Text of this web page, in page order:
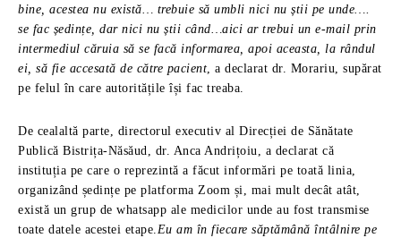
bine, acestea nu există… trebuie să umbli nici nu știi pe unde….
se fac ședințe, dar nici nu știi când…aici ar trebui un e-mail prin
intermediul căruia să se facă informarea, apoi aceasta, la rândul
ei, să fie accesată de către pacient, a declarat dr. Morariu, supărat
pe felul în care autoritățile își fac treaba.
De cealaltă parte, directorul executiv al Direcției de Sănătate
Publică Bistrița-Năsăud, dr. Anca Andrițoiu, a declarat că
instituția pe care o reprezintă a făcut informări pe toată linia,
organizând ședințe pe platforma Zoom și, mai mult decât atât,
există un grup de whatsapp ale medicilor unde au fost transmise
toate datele acestei etape.Eu am în fiecare săptămână întâlnire pe